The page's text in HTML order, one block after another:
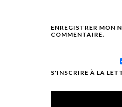
ENREGISTRER MON
COMMENTAIRE.
S'INSCRIRE À LA